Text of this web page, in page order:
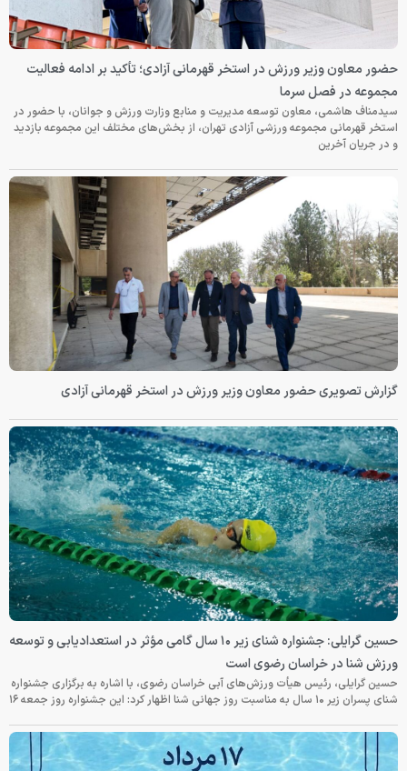
حضور معاون وزیر ورزش در استخر قهرمانی آزادی؛ تأکید بر ادامه فعالیت
مجموعه در فصل سرما
سیدمناف هاشمی، معاون توسعه مدیریت و منابع وزارت ورزش و جوانان، با حضور در
استخر قهرمانی مجموعه ورزشی آزادی تهران، از بخش‌های مختلف این مجموعه بازدید
و در جریان آخرین
گزارش تصویری حضور معاون وزیر ورزش در استخر قهرمانی آزادی
حسین گرایلی: جشنواره شنای زیر ۱۰ سال گامی مؤثر در استعدادیابی و توسعه
ورزش شنا در خراسان رضوی است
حسین گرایلی، رئیس هیأت ورزش‌های آبی خراسان رضوی، با اشاره به برگزاری جشنواره
شنای پسران زیر ۱۰ سال به مناسبت روز جهانی شنا اظهار کرد: این جشنواره روز جمعه‌ ۱۶